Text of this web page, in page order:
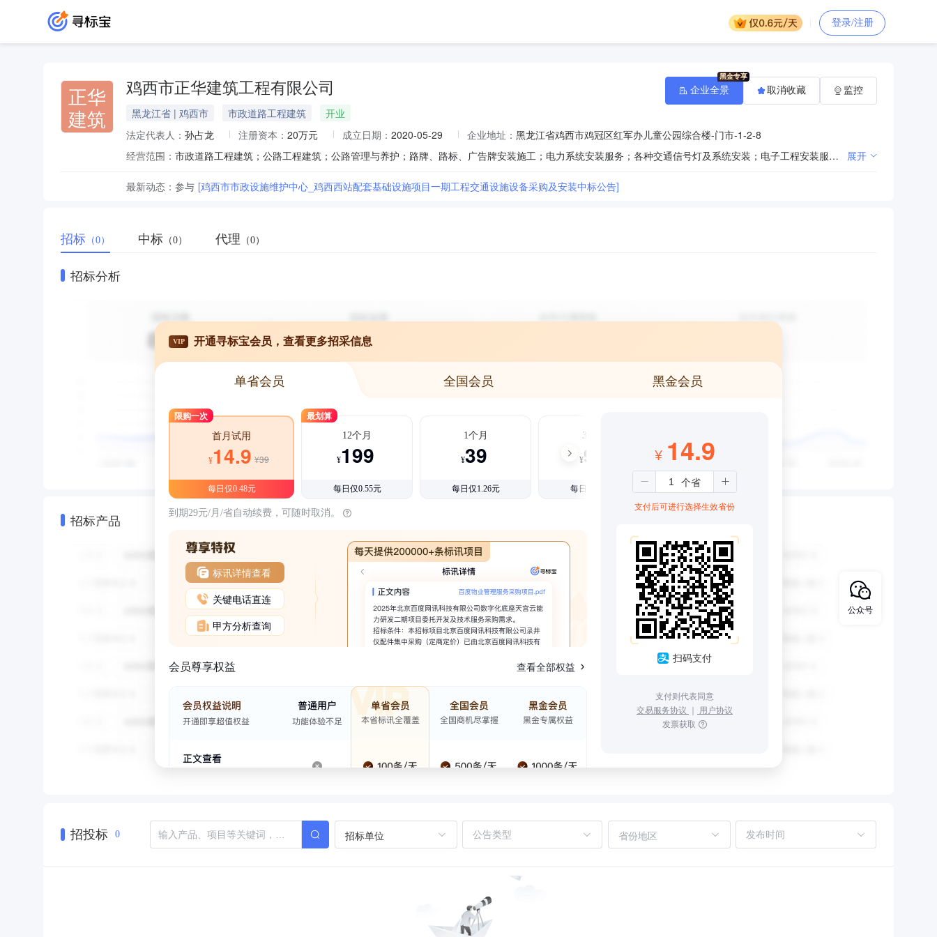
登录/注册
正华
建筑
鸡西市正华建筑工程有限公司
黑龙江省 | 鸡西市 市政道路工程建筑
开业
法定代表人： 孙占龙 注册资本： 20万元 成立日期： 2020-05-29 企业地址： 黑龙江省鸡西市鸡冠区红军办儿童公园综合楼-门市-1-2-8
经营范围：
市政道路工程建筑；公路工程建筑；公路管理与养护；路牌、路标、广告牌安装施工；电力系统安装服务；各种交通信号灯及系统安装；电子工程安装服务；智能化安装工程服务；建筑物清洁服务；建筑工程机械与设备经营租赁；仪器仪表、电子器件、电子元件、建筑专用设备、金属构件制品、五金产品、涂料（危险化学品除外）、建材批发、零售。 展开
最新动态： 参与 [鸡西市市政设施维护中心_鸡西西站配套基础设施项目一期工程交通设施设备采购及安装中标公告]
企业全景 取消收藏 监控
招标 （0） 中标 （0） 代理 （0）
招标分析
招标产品
VIP 开通寻标宝会员，查看更多招采信息
单省会员 全国会员 黑金会员
限购一次
首月试用
¥14.9 ¥39
每日仅0.48元
最划算
12个月
¥199
每日仅0.55元
1个月
¥39
每日仅1.26元
3个月
¥99
每日仅1.08元
到期29元/月/省自动续费，可随时取消。
标讯详情查看
关键电话直连
甲方分析查询
会员尊享权益 查看全部权益
¥ 14.9
支付后可进行选择生效省份
扫码支付
支付则代表同意
交易服务协议 ｜ 用户协议
发票获取
招投标 0 招标单位 省份地区
公众号